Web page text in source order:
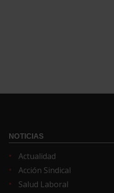
NOTICIAS
Actualidad
Acción Sindical
Salud Laboral